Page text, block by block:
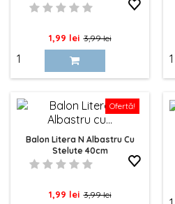
Pret
1,99 lei Pret
baza
3,99 lei
Ofertă!
Balon Litera N Albastru Cu
Stelute 40cm
Pret
1,99 lei Pret
3,99 lei